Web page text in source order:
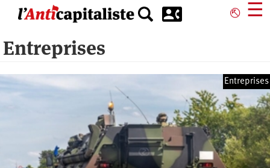
principal
⎋ ☰
Entreprises
Entreprises